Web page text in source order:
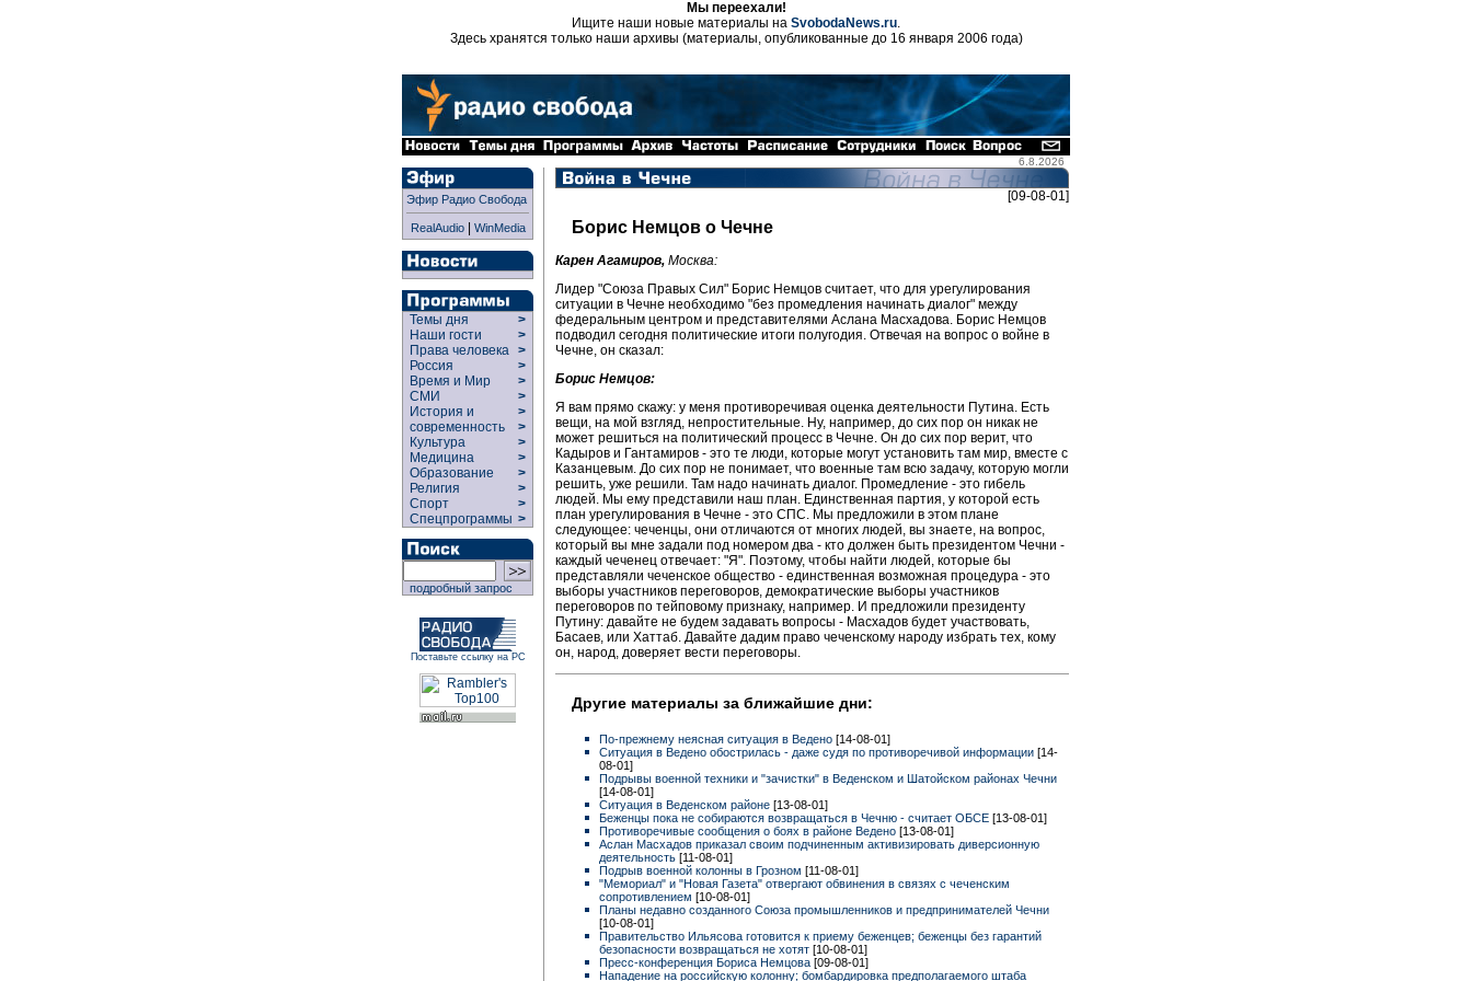
Мы переехали!
Ищите наши новые материалы на SvobodaNews.ru.
Здесь хранятся только наши архивы (материалы, опубликованные до 16 января 2006 года)
6.8.2026
Эфир Радио Свобода
RealAudio| WinMedia
Темы дня
>
Наши гости
>
Права человека >
Россия
>
Время и Мир
>
СМИ
>
История и
современность
>
>
Культура
>
Медицина
>
Образование
>
Религия
>
Спорт
>
Спецпрограммы >
подробный запрос
Поставьте ссылку на РС
[09-08-01]
Борис Немцов о Чечне
Карен Агамиров, Москва:
Лидер "Союза Правых Сил" Борис Немцов считает, что для урегулирования
ситуации в Чечне необходимо "без промедления начинать диалог" между
федеральным центром и представителями Аслана Масхадова. Борис Немцов
подводил сегодня политические итоги полугодия. Отвечая на вопрос о войне в
Чечне, он сказал:
Борис Немцов:
Я вам прямо скажу: у меня противоречивая оценка деятельности Путина. Есть
вещи, на мой взгляд, непростительные. Ну, например, до сих пор он никак не
может решиться на политический процесс в Чечне. Он до сих пор верит, что
Кадыров и Гантамиров - это те люди, которые могут установить там мир, вместе с
Казанцевым. До сих пор не понимает, что военные там всю задачу, которую могли
решить, уже решили. Там надо начинать диалог. Промедление - это гибель
людей. Мы ему представили наш план. Единственная партия, у которой есть
план урегулирования в Чечне - это СПС. Мы предложили в этом плане
следующее: чеченцы, они отличаются от многих людей, вы знаете, на вопрос,
который вы мне задали под номером два - кто должен быть президентом Чечни -
каждый чеченец отвечает: "Я". Поэтому, чтобы найти людей, которые бы
представляли чеченское общество - единственная возможная процедура - это
выборы участников переговоров, демократические выборы участников
переговоров по тейповому признаку, например. И предложили президенту
Путину: давайте не будем задавать вопросы - Масхадов будет участвовать,
Басаев, или Хаттаб. Давайте дадим право чеченскому народу избрать тех, кому
он, народ, доверяет вести переговоры.
Другие материалы за ближайшие дни:
По-прежнему неясная ситуация в Ведено [14-08-01]
Ситуация в Ведено обострилась - даже судя по противоречивой информации [14-
08-01]
Подрывы военной техники и "зачистки" в Веденском и Шатойском районах Чечни
[14-08-01]
Ситуация в Веденском районе [13-08-01]
Беженцы пока не собираются возвращаться в Чечню - считает ОБСЕ [13-08-01]
Противоречивые сообщения о боях в районе Ведено [13-08-01]
Аслан Масхадов приказал своим подчиненным активизировать диверсионную
деятельность [11-08-01]
Подрыв военной колонны в Грозном [11-08-01]
"Мемориал" и "Новая Газета" отвергают обвинения в связях с чеченским
сопротивлением [10-08-01]
Планы недавно созданного Союза промышленников и предпринимателей Чечни
[10-08-01]
Правительство Ильясова готовится к приему беженцев; беженцы без гарантий
безопасности возвращаться не хотят [10-08-01]
Пресс-конференция Бориса Немцова [09-08-01]
Нападение на российскую колонну; бомбардировка предполагаемого штаба